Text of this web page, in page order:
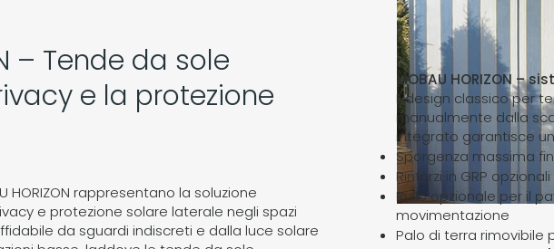
– Tende da sole
e la protezione
HORIZON rappresentano la soluzione
e protezione solare laterale negli spazi
da sguardi indiscreti e dalla luce solare
MOBAU HORIZON –
Il design classico per
manualmente dalla
integrato garantisce
Sporgenza massima
Rinforzi in GRP
Rullo opzionale per il
movimentazione
Palo di terra rimovibile